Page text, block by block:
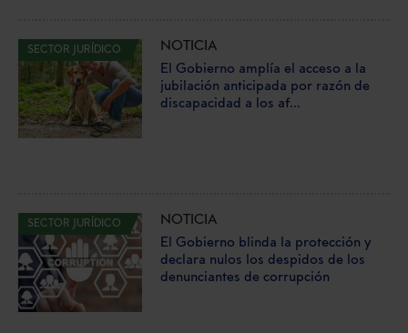
SECTOR JURÍDICO
NOTICIA
El Gobierno amplía el acceso a la
jubilación anticipada por razón de
discapacidad a los af...
SECTOR JURÍDICO
NOTICIA
El Gobierno blinda la protección y
declara nulos los despidos de los
denunciantes de corrupción